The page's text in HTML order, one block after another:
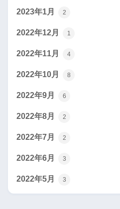
2023年1月 2
2022年12月 1
2022年11月 4
2022年10月 8
2022年9月 6
2022年8月 2
2022年7月 2
2022年6月 3
2022年5月 3